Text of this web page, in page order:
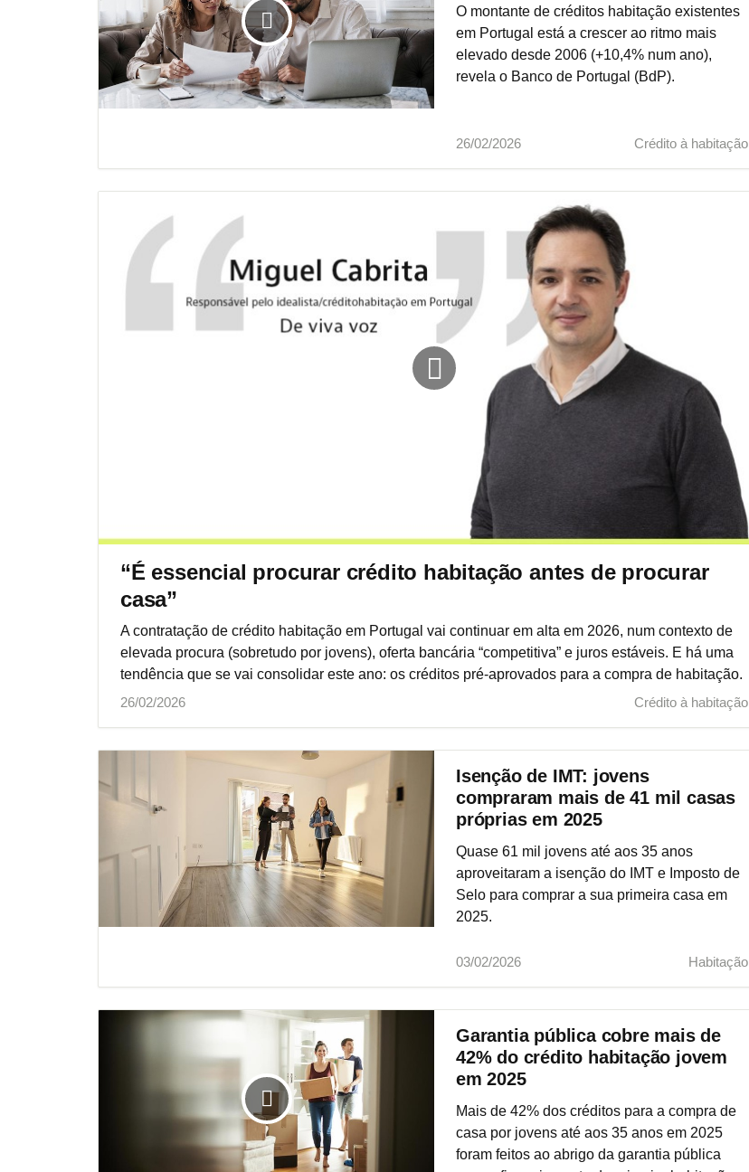
O montante de créditos habitação existentes
em Portugal está a crescer ao ritmo mais
elevado desde 2006 (+10,4% num ano),
revela o Banco de Portugal (BdP).
26/02/2026 Crédito à habitação
“É essencial procurar crédito habitação antes de procurar
casa”
A contratação de crédito habitação em Portugal vai continuar em alta em 2026, num contexto de
elevada procura (sobretudo por jovens), oferta bancária “competitiva” e juros estáveis. E há uma
tendência que se vai consolidar este ano: os créditos pré-aprovados para a compra de habitação.
26/02/2026
Crédito à habitação
Isenção de IMT: jovens
compraram mais de 41 mil casas
próprias em 2025
Quase 61 mil jovens até aos 35 anos
aproveitaram a isenção do IMT e Imposto de
Selo para comprar a sua primeira casa em
2025.
03/02/2026 Habitação
Garantia pública cobre mais de
42% do crédito habitação jovem
em 2025
Mais de 42% dos créditos para a compra de
casa por jovens até aos 35 anos em 2025
foram feitos ao abrigo da garantia pública